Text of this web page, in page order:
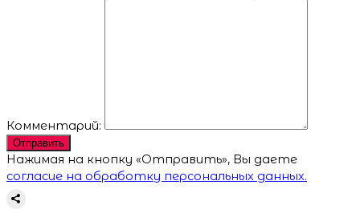
Комментарий:
Отправить
Нажимая на кнопку «Отправить», Вы даете
согласие на обработку персональных данных.